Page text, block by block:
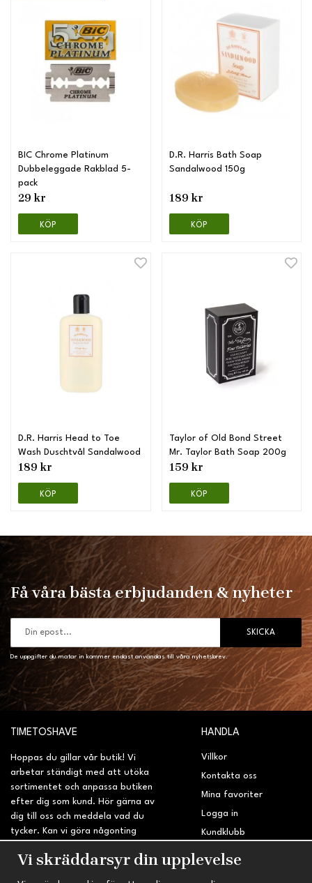
BIC Chrome Platinum
Dubbeleggade Rakblad 5-
pack
29 kr
KÖP
D.R. Harris Bath Soap
Sandalwood 150g
189 kr
KÖP
D.R. Harris Head to Toe
Wash Duschtvål Sandalwood
189 kr
KÖP
Taylor of Old Bond Street
Mr. Taylor Bath Soap 200g
159 kr
KÖP
Få våra bästa erbjudanden & nyheter
SKICKA
De uppgifter du matar in kommer endast användas till våra nyhetsbrev.
TIMETOSHAVE
Hoppas du gillar vår butik! Vi
arbetar ständigt med att utöka
sortimentet och anpassa butiken
efter dig som kund. Hör gärna av
dig till oss och meddela vad du
tycker. Kan vi göra någonting
sidan?
HANDLA
Villkor
Kontakta oss
Mina favoriter
Logga in
Kundklubb
Retur & Reklamation
Vi skräddarsyr din upplevelse